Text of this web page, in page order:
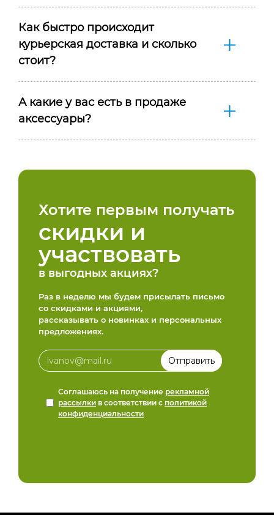
Как быстро происходит
курьерская доставка и сколько
стоит?
А какие у вас есть в продаже
аксессуары?
Хотите первым получать
скидки и
участвовать
в выгодных акциях?
Раз в неделю мы будем присылать письмо
со скидками и акциями,
рассказывать о новинках и персональных
предложениях.
Соглашаюсь на получение рекламной
рассылки в соответствии с политикой
конфиденциальности